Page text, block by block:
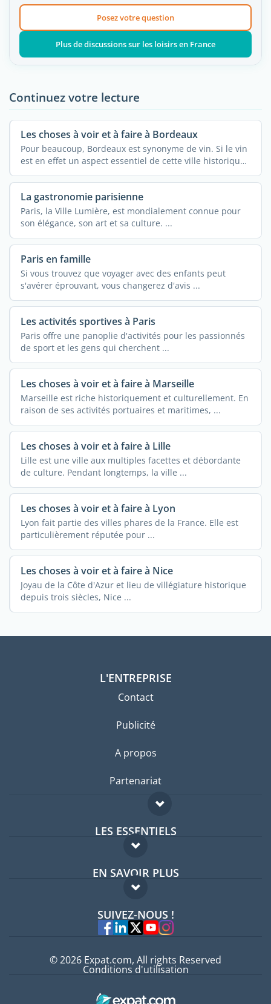
Posez votre question
Plus de discussions sur les loisirs en France
Continuez votre lecture
Les choses à voir et à faire à Bordeaux
Pour beaucoup, Bordeaux est synonyme de vin. Si le vin
est en effet un aspect essentiel de cette ville historique,
...
La gastronomie parisienne
Paris, la Ville Lumière, est mondialement connue pour
son élégance, son art et sa culture. ...
Paris en famille
Si vous trouvez que voyager avec des enfants peut
s'avérer éprouvant, vous changerez d'avis ...
Les activités sportives à Paris
Paris offre une panoplie d'activités pour les passionnés
de sport et les gens qui cherchent ...
Les choses à voir et à faire à Marseille
Marseille est riche historiquement et culturellement. En
raison de ses activités portuaires et maritimes, ...
Les choses à voir et à faire à Lille
Lille est une ville aux multiples facettes et débordante
de culture. Pendant longtemps, la ville ...
Les choses à voir et à faire à Lyon
Lyon fait partie des villes phares de la France. Elle est
particulièrement réputée pour ...
Les choses à voir et à faire à Nice
Joyau de la Côte d'Azur et lieu de villégiature historique
depuis trois siècles, Nice ...
L'ENTREPRISE
Contact
Publicité
A propos
Partenariat
LES ESSENTIELS
Forum expatriés
Guides pays
EN SAVOIR PLUS
FAQ
Experts
SUIVEZ-NOUS !
© 2026 Expat.com, All rights Reserved
Conditions d'utilisation